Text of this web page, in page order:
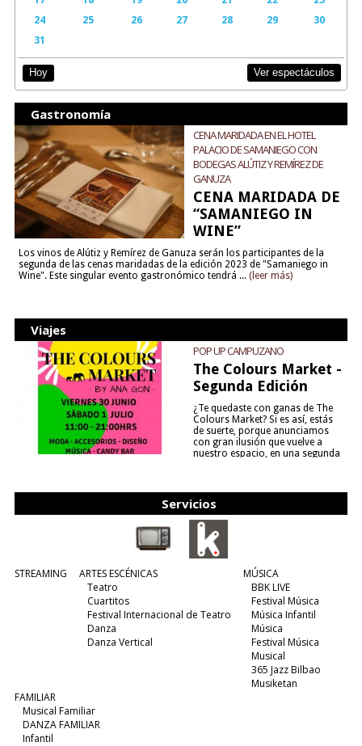
24
25 26 27 28 29
30
31
Hoy Ver espectáculos
Gastronomía
CENA MARIDADA EN EL HOTEL
PALACIO DE SAMANIEGO CON
BODEGAS ALÚTIZ Y REMÍREZ DE
GANUZA
CENA MARIDADA DE
“SAMANIEGO IN
WINE”
Los vinos de Alútiz y Remírez de Ganuza serán los participantes de la
segunda de las cenas maridadas de la edición 2023 de "Samaniego in
Wine". Este singular evento gastronómico tendrá ... (leer más)
Viajes
POP UP CAMPUZANO
The Colours Market -
Segunda Edición
¿Te quedaste con ganas de The
Colours Market? Si es así, estás
de suerte, porque anunciamos
con gran ilusión que vuelve a
nuestro espacio, en una segunda
Servicios
STREAMING
ARTES ESCÉNICAS
Teatro
Cuartitos
Festival Internacional de Teatro
Danza
Danza Vertical
MÚSICA
BBK LIVE
Festival Música
Música Infantil
Música
Festival Música
Musical
365 Jazz Bilbao
Musiketan
FAMILIAR
Musical Familiar
DANZA FAMILIAR
Infantil